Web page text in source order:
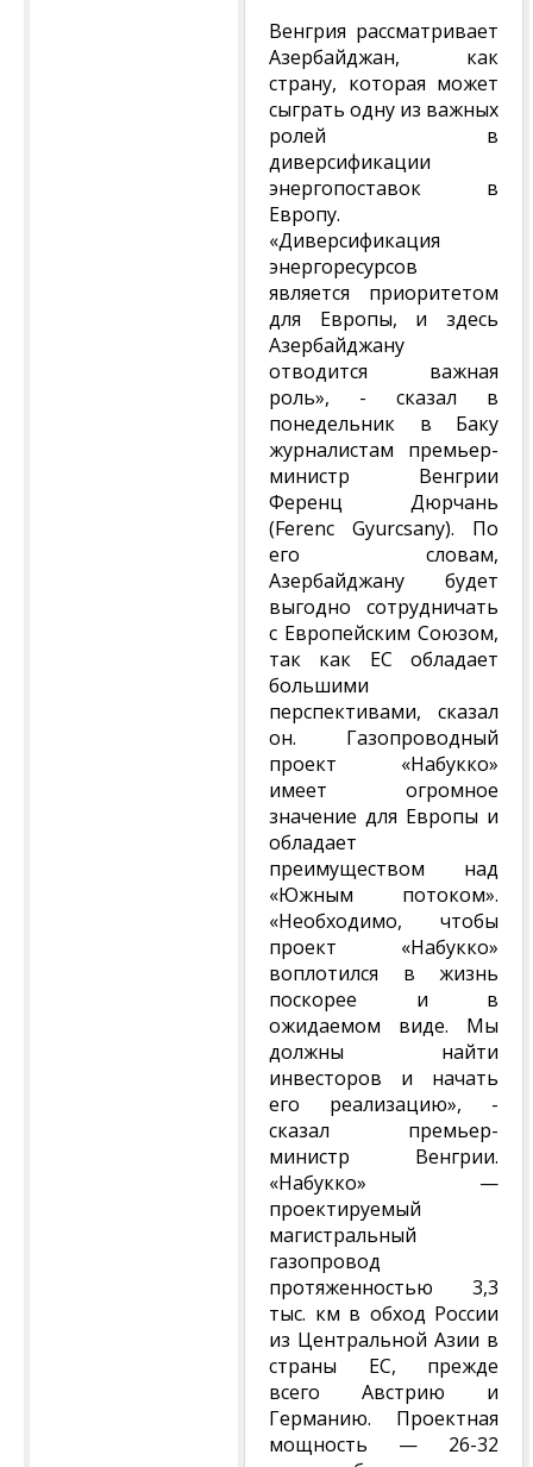
Венгрия рассматривает
Азербайджан, как
страну, которая может
сыграть одну из важных
ролей в
диверсификации
энергопоставок в
Европу.
«Диверсификация
энергоресурсов
является приоритетом
для Европы, и здесь
Азербайджану
отводится важная
роль», - сказал в
понедельник в Баку
журналистам премьер-
министр Венгрии
Ференц Дюрчань
(Ferenc Gyurcsany). По
его словам,
Азербайджану будет
выгодно сотрудничать
с Европейским Союзом,
так как ЕС обладает
большими
перспективами, сказал
он. Газопроводный
проект «Набукко»
имеет огромное
значение для Европы и
обладает
преимуществом над
«Южным потоком».
«Необходимо, чтобы
проект «Набукко»
воплотился в жизнь
поскорее и в
ожидаемом виде. Мы
должны найти
инвесторов и начать
его реализацию», -
сказал премьер-
министр Венгрии.
«Набукко» —
проектируемый
магистральный
газопровод
протяженностью 3,3
тыс. км в обход России
из Центральной Азии в
страны ЕС, прежде
всего Австрию и
Германию. Проектная
мощность — 26-32